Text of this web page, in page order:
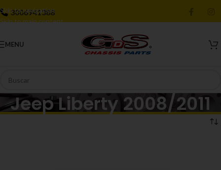
Skip to navigation
Skip to main content
3006941388
MENU
Jeep Liberty 2008/2011